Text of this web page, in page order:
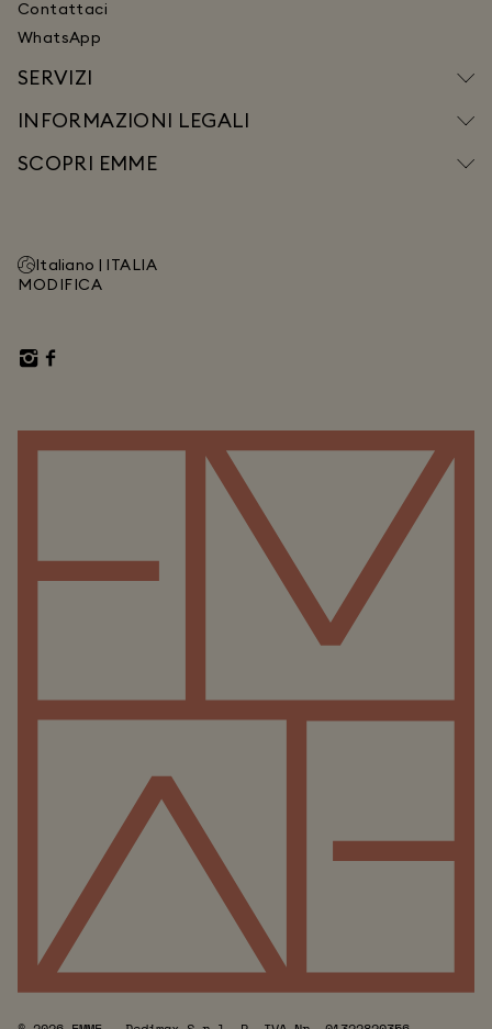
Contattaci
WhatsApp
SERVIZI
INFORMAZIONI LEGALI
SCOPRI EMME
Italiano | ITALIA
MODIFICA